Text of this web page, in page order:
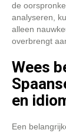
de
analyseren,
alleen
overbrengt
Wees
en
Een